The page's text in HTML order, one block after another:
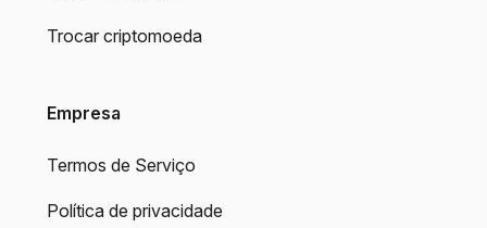
Trocar criptomoeda
Empresa
Termos de Serviço
Política de privacidade